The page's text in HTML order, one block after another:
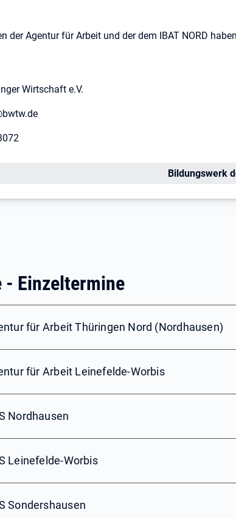
der Agentur für Arbeit und der dem IBAT NORD
Wirtschaft e.V.
Öffnet in
Bildungswerk
- Einzeltermine
für Arbeit Thüringen Nord (Nordhausen)
für Arbeit Leinefelde-Worbis
Nordhausen
Leinefelde-Worbis
Sondershausen